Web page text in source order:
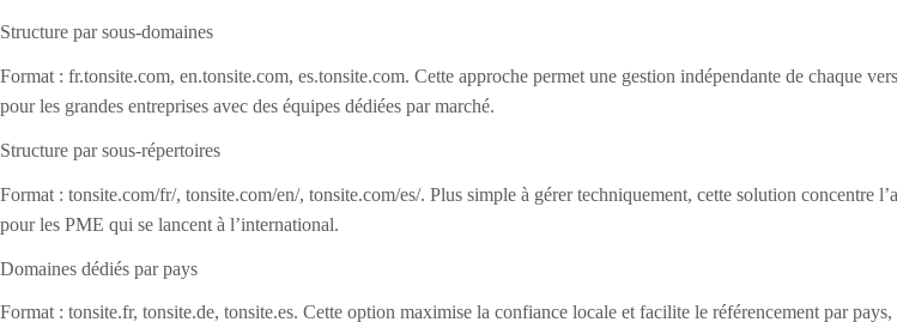
Structure par sous-domaines
Format : fr.tonsite.com, en.tonsite.com, es.tonsite.com. Cette approche permet une gestion indépendante de chaque
pour les grandes entreprises avec des équipes dédiées par marché.
Structure par sous-répertoires
Format : tonsite.com/fr/, tonsite.com/en/, tonsite.com/es/. Plus simple à gérer techniquement, cette solution concentre
pour les PME qui se lancent à l’international.
Domaines dédiés par pays
Format : tonsite.fr, tonsite.de, tonsite.es. Cette option maximise la confiance locale et facilite le référencement par